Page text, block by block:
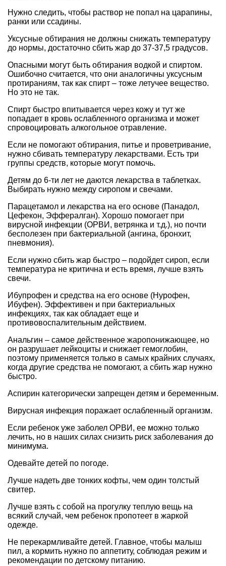
Нужно следить, чтобы раствор не попал на царапины,
ранки или ссадины.
Уксусные обтирания не должны снижать температуру
до нормы, достаточно сбить жар до 37-37,5 градусов.
Опасными могут быть обтирания водкой и спиртом.
Ошибочно считается, что они аналогичны уксусным
протираниям, так как спирт – тоже летучее вещество.
Но это не так.
Спирт быстро впитывается через кожу и тут же
попадает в кровь ослабленного организма и может
спровоцировать алкогольное отравление.
Если не помогают обтирания, питье и проветривание,
нужно сбивать температуру лекарствами. Есть три
группы средств, которые могут помочь.
Детям до 6-ти лет не даются лекарства в таблетках.
Выбирать нужно между сиропом и свечами.
Парацетамол и лекарства на его основе (Панадол,
Цефекон, Эффералган). Хорошо помогает при
вирусной инфекции (ОРВИ, ветрянка и т.д.), но почти
бесполезен при бактериальной (ангина, бронхит,
пневмония).
Если нужно сбить жар быстро – подойдет сироп, если
температура не критична и есть время, лучше взять
свечи.
Ибупрофен и средства на его основе (Нурофен,
Ибуфен). Эффективен и при бактериальных
инфекциях, так как обладает еще и
противовоспалительным действием.
Анальгин – самое действенное жаропонижающее, но
он разрушает лейкоциты и снижает гемоглобин,
поэтому применяется только в самых крайних случаях,
когда другие средства не помогают, а сбить жар нужно
быстро.
Аспирин категорически запрещен детям и беременным.
Вирусная инфекция поражает ослабленный организм.
Если ребенок уже заболел ОРВИ, ее можно только
лечить, но в наших силах снизить риск заболевания до
минимума.
Одевайте детей по погоде.
Лучше надеть две тонких кофты, чем один толстый
свитер.
Лучше взять с собой на прогулку теплую вещь на
всякий случай, чем ребенок пропотеет в жаркой
одежде.
Не перекармливайте детей. Главное, чтобы малыш
пил, а кормить нужно по аппетиту, соблюдая режим и
рекомендации по детскому питанию.